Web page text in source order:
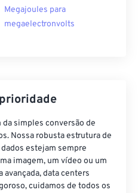
Megajoules para
megaelectronvolts
da simples conversão de
Nossa robusta estrutura de
estejam sempre
imagem, um vídeo ou um
data centers
cuidamos de todos os